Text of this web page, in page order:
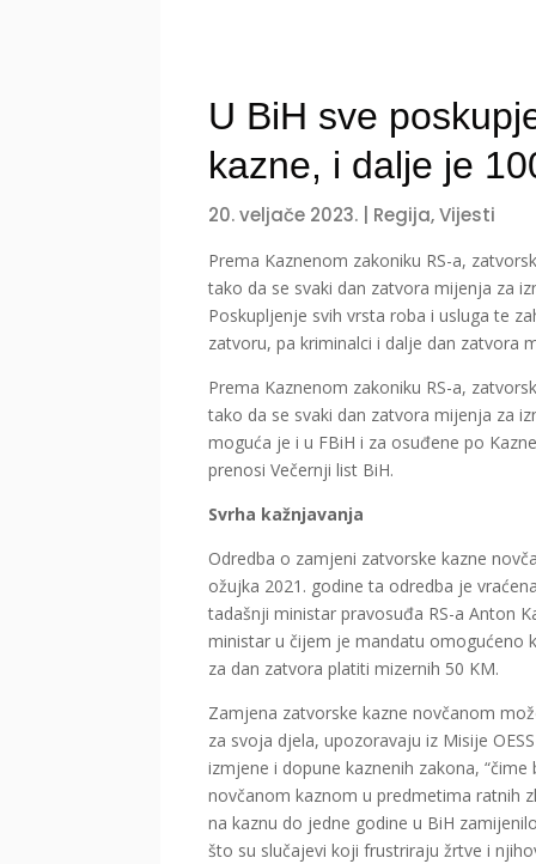
U BiH sve
kazne, i dalje je
20. veljače 2023. Regija,Vijesti
Prema Kaznenom zakoniku RS-a,
tako da se svaki dan zatvora mijenja za
Poskupljenje svih vrsta roba i usluga te
zatvoru, pa kriminalci i dalje dan zatvora
Prema Kaznenom zakoniku RS-a,
tako da se svaki dan zatvora mijenja za
moguća je i u FBiH i za osuđene po
prenosi Večernji list BiH.
Svrha kažnjavanja
Odredba o zamjeni zatvorske kazne
ožujka 2021. godine ta odredba je
tadašnji ministar pravosuđa RS-a Anton
ministar u čijem je mandatu omogućeno
za dan zatvora platiti mizernih 50 KM.
Zamjena zatvorske kazne novčanom
za svoja djela, upozoravaju iz Misije
izmjene i dopune kaznenih zakona,
novčanom kaznom u predmetima ratnih
na kaznu do jedne godine u BiH
što su slučajevi koji frustriraju žrtve i